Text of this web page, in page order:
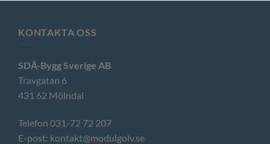
KONTAKTA OSS
SDÅ-Bygg Sverige AB
Travgatan 6
431 62 Mölndal
Telefon 031-72 72 207
E-post: kontakt@modulgolv.se